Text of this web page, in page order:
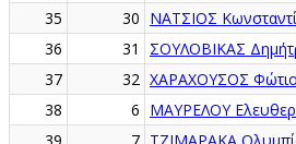
35
30 ΝΑΤΣΙΟΣ
36
31 ΣΟΥΛΟΒΙΚΑΣ
37
32 ΧΑΡΑΧΟΥΣΟΣ
38
6 ΜΑΥΡΕΛΟΥ